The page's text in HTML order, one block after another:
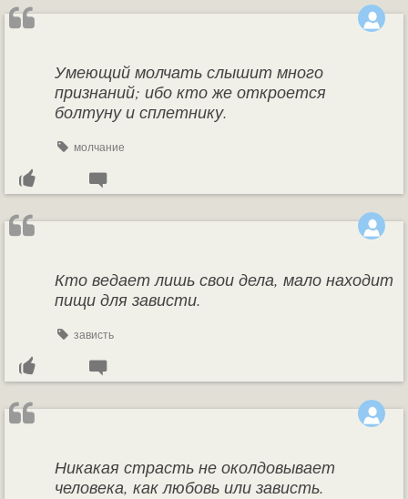
Умеющий молчать слышит много
признаний; ибо кто же откроется
болтуну и сплетнику.
молчание
Кто ведает лишь свои дела, мало находит
пищи для зависти.
зависть
Никакая страсть не околдовывает
человека, как любовь или зависть.